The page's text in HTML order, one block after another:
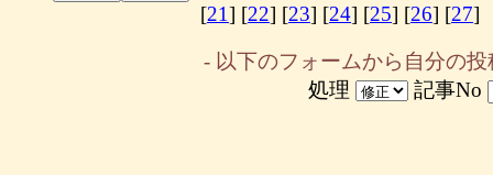
[21] [22] [23] [24] [25] [26] [27]
- 以下のフォームから自分の
処理
記事No